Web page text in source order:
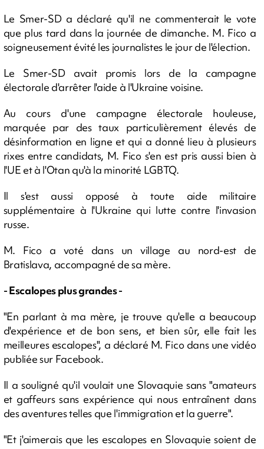
Le Smer-SD a déclaré qu'il ne commenterait le vote
que plus tard dans la journée de dimanche. M. Fico a
soigneusement évité les journalistes le jour de l'élection.
Le Smer-SD avait promis lors de la campagne
électorale d'arrêter l'aide à l'Ukraine voisine.
Au cours d'une campagne électorale houleuse,
marquée par des taux particulièrement élevés de
désinformation en ligne et qui a donné lieu à plusieurs
rixes entre candidats, M. Fico s'en est pris aussi bien à
l'UE et à l'Otan qu'à la minorité LGBTQ.
Il s'est aussi opposé à toute aide militaire
supplémentaire à l'Ukraine qui lutte contre l'invasion
russe.
M. Fico a voté dans un village au nord-est de
Bratislava, accompagné de sa mère.
- Escalopes plus grandes -
"En parlant à ma mère, je trouve qu'elle a beaucoup
d'expérience et de bon sens, et bien sûr, elle fait les
meilleures escalopes", a déclaré M. Fico dans une vidéo
publiée sur Facebook.
Il a souligné qu'il voulait une Slovaquie sans "amateurs
et gaffeurs sans expérience qui nous entraînent dans
des aventures telles que l'immigration et la guerre".
"Et j'aimerais que les escalopes en Slovaquie soient de